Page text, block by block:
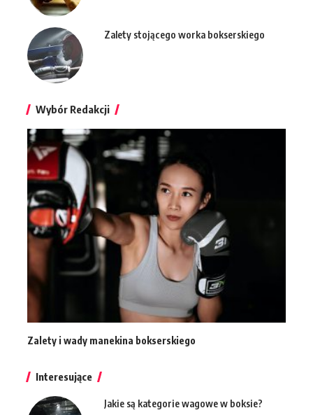
Zalety stojącego worka bokserskiego
Wybór Redakcji
Zalety i wady manekina bokserskiego
Interesujące
Jakie są kategorie wagowe w boksie?